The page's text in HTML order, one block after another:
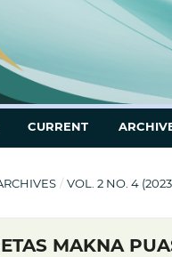
CURRENT
/ VOL. 2 NO. 4
MAKNA